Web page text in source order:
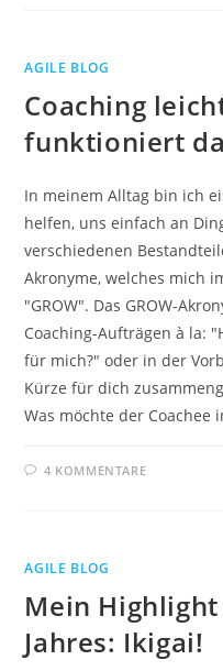
AGILE BLOG
Coaching
funktioniert
In meinem Alltag bin ich
helfen, uns einfach an
verschiedenen
Akronyme, welches mich
"GROW". Das GROW-
Coaching-Aufträgen à la:
für mich?" oder in der
Kürze für dich
Was möchte der Coachee
4 KOMMENTARE
AGILE BLOG
Mein
Jahres: Ikigai!